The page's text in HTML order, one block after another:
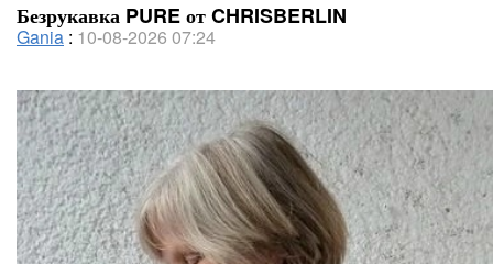
Безрукавка PURE от CHRISBERLIN
Gania : 10-08-2026 07:24